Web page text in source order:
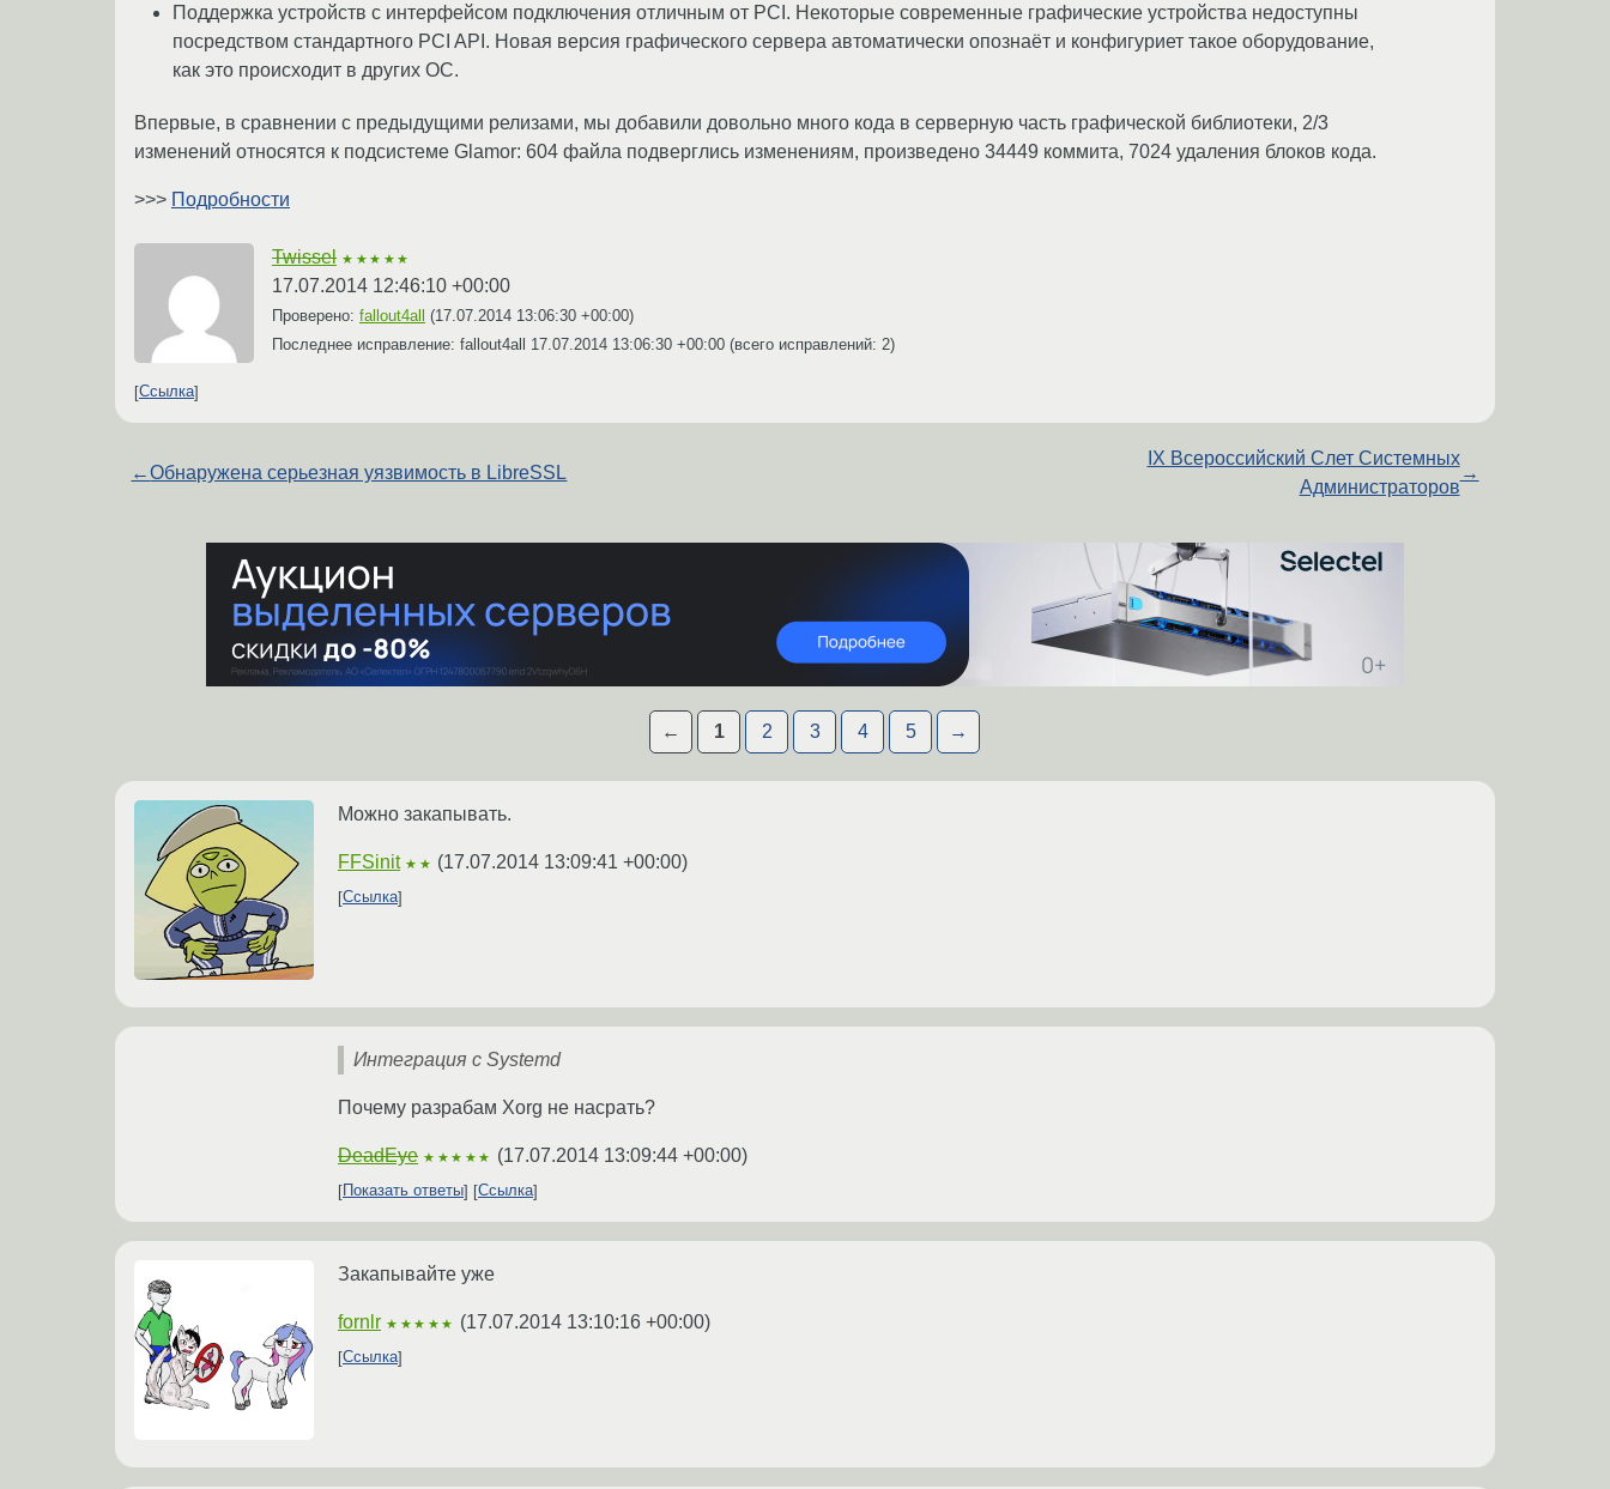
Поддержка устройств с интерфейсом подключения отличным от PCI. Некоторые современные графические устройства недоступны
посредством стандартного PCI API. Новая версия графического сервера автоматически опознаёт и конфигуриет такое оборудование,
как это происходит в других ОС.
Впервые, в сравнении с предыдущими релизами, мы добавили довольно много кода в серверную часть графической библиотеки, 2/3
изменений относятся к подсистеме Glamor: 604 файла подверглись изменениям, произведено 34449 коммита, 7024 удаления блоков кода.
>>> Подробности
Twissel ★★★★★
17.07.2014 12:46:10 +00:00
Проверено: fallout4all (17.07.2014 13:06:30 +00:00)
Последнее исправление: fallout4all 17.07.2014 13:06:30 +00:00 (всего исправлений: 2)
Ссылка
←Обнаружена серьезная уязвимость в LibreSSL
IX Всероссийский Слет Системных
Администраторов
→
← 1 2 3 4 5 →
Можно закапывать.
FFSinit ★★ (17.07.2014 13:09:41 +00:00)
Ссылка
Интеграция с Systemd
Почему разрабам Xorg не насрать?
DeadEye ★★★★★ (17.07.2014 13:09:44 +00:00)
Показать ответы Ссылка
Закапывайте уже
fornlr ★★★★★ (17.07.2014 13:10:16 +00:00)
Ссылка